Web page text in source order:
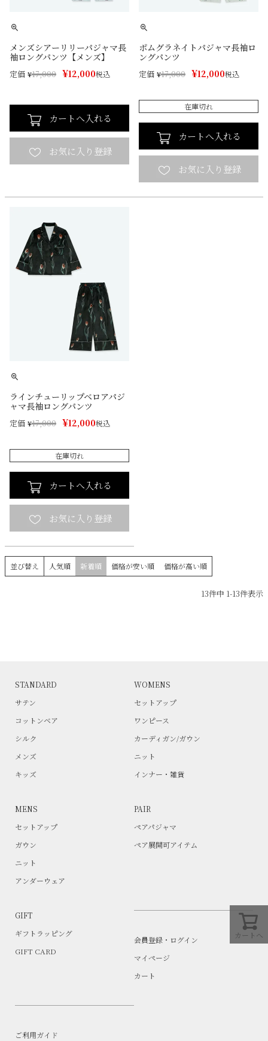
メンズシアーリリーパジャマ長
袖ロングパンツ【メンズ】
定価 ¥17,000 ¥12,000税込
カートへ入れる
ポムグラネイトパジャマ長袖ロ
ングパンツ
定価 ¥17,000 ¥12,000税込
在庫切れ
カートへ入れる
ラインチューリップベロアパジ
ャマ長袖ロングパンツ
定価 ¥17,000 ¥12,000税込
在庫切れ
カートへ入れる
並び替え 人気順 新着順 価格が安い順 価格が高い順
13件中 1-13件表示
カートへ
STANDARD
サテン
コットンベア
シルク
メンズ
キッズ
WOMENS
セットアップ
ワンピース
カーディガン/ガウン
ニット
インナー・雑貨
MENS
セットアップ
ガウン
ニット
アンダーウェア
PAIR
ペアパジャマ
ペア展開可アイテム
GIFT
ギフトラッピング
GIFT CARD
会員登録・ログイン
マイページ
カート
ご利用ガイド